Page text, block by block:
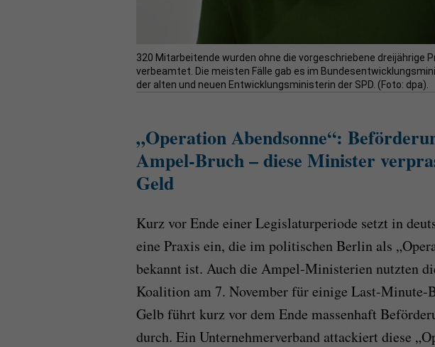
320 Mitarbeitende wurden ohne die vorgeschriebene dreijährige
verbeamtet. Die meisten Fälle gab es im
der alten und neuen Entwicklungsministerin der SPD. (Foto: dpa).
„Operation Abendsonne“:
Ampel-Bruch – diese Minister
Geld
Kurz vor Ende einer Legislaturperiode setzt in
eine Praxis ein, die im politischen Berlin als
bekannt ist. Auch die Ampel-Ministerien nutzten
Koalition am 7. November für einige Last-Minute-
Gelb führt kurz vor dem Ende massenhaft
durch. Ein Unternehmerverband attackiert diese